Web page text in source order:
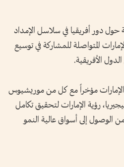
دور أفريقيا في سلاسل الإمداد
المتواصلة للمشاركة في توسيع
الأفريقية.
الإمارات مؤخراً مع كل من موريشيوس
رؤية الإمارات لتحقيق تكامل
الوصول إلى أسواق عالية النمو